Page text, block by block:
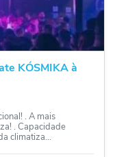
KÓSMIKA à
. A mais
. Capacidade
climatiza...